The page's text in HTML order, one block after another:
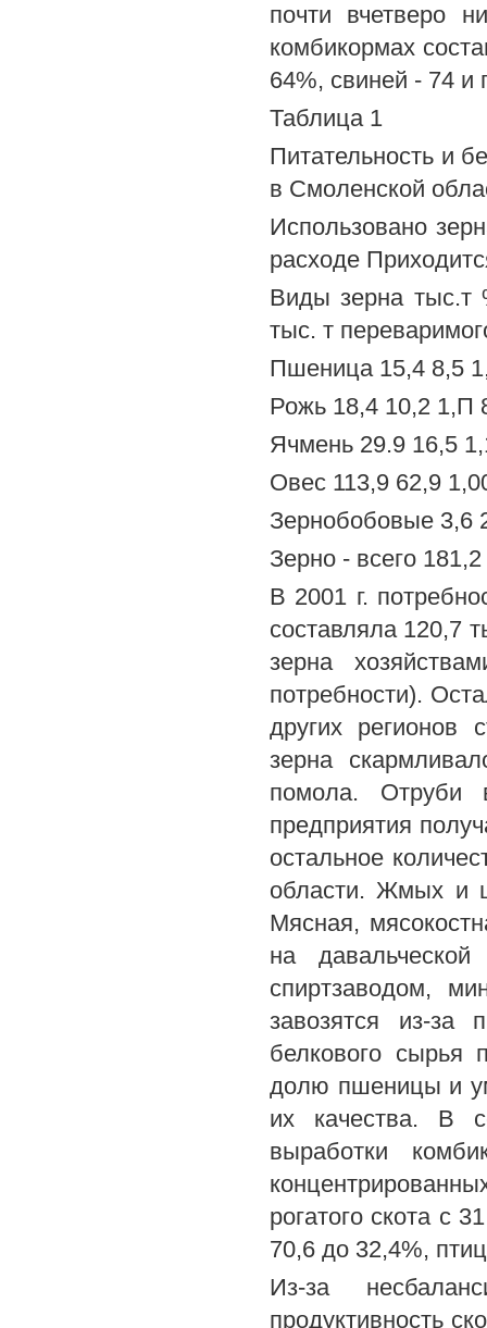
почти вчетверо
комбикормах
64%, свиней - 74 и
Таблица 1
Питательность и
в Смоленской
Использовано
расходе
Виды зерна тыс.т
тыс. т
Пшеница 15,4 8,5
Рожь 18,4 10,2 1,П
Ячмень 29.9 16,5
Овес 113,9 62,9
Зернобобовые 3,6
Зерно - всего
В 2001 г.
составляла 120,7
зерна
потребности).
других регионов
зерна
помола. Отруби
предприятия
остальное
области. Жмых и
Мясная,
на
спиртзаводом,
завозятся из-за
белкового сырья
долю пшеницы и
их качества. В
выработки
рогатого скота с
70,6 до 32,4%,
Из-за
продуктивность